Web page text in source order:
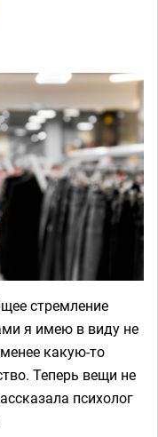
стремление
я имею в виду не
какую-то
Теперь вещи не
психолог